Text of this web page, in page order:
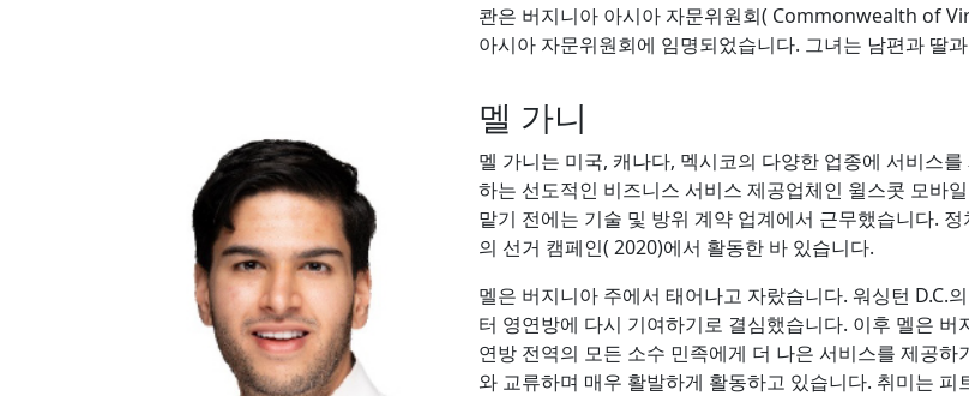
콴은 버지니아 아시아 자문위원회( Commonwealth of
아시아 자문위원회에 임명되었습니다. 그녀는 남편과 딸
멜 가니
멜 가니는 미국, 캐나다, 멕시코의 다양한 업종에 서비스
하는 선도적인 비즈니스 서비스 제공업체인 윌스콧 모바
맡기 전에는 기술 및 방위 계약 업계에서 근무했습니다.
의 선거 캠페인( 2020)에서 활동한 바 있습니다.
멜은 버지니아 주에서 태어나고 자랐습니다. 워싱턴 D.C.
터 영연방에 다시 기여하기로 결심했습니다. 이후 멜은
연방 전역의 모든 소수 민족에게 더 나은 서비스를 제공
와 교류하며 매우 활발하게 활동하고 있습니다. 취미는 피